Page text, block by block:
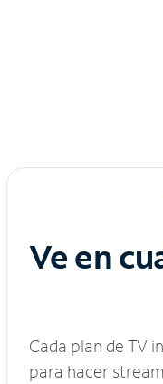
Ve en
Cada plan de TV
para hacer